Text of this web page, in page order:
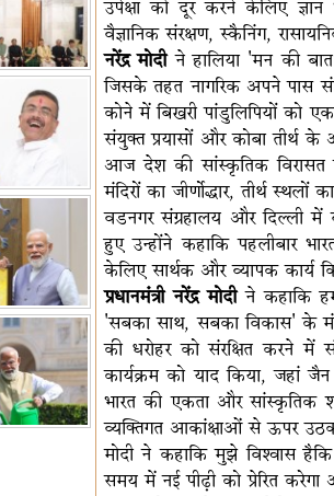
उपेक्षा को दूर करने केलिए
वैज्ञानिक संरक्षण, स्कैनिंग,
नरेंद्र मोदीने हालिया 'मन की बात'
जिसके तहत नागरिक अपने पास
कोने में बिखरी पांडुलिपियों को
संयुक्त प्रयासों और कोबा तीर्थ के
आज देश की सांस्कृतिक विरासत
मंदिरों का जीर्णोद्धार, तीर्थ
वडनगर संग्रहालय और दिल्ली में
हुए उन्होंने कहाकि पहलीबार
केलिए सार्थक और व्यापक कार्य
प्रधानमंत्री नरेंद्र मोदीने कहाकि
'सबका साथ, सबका विकास' के
की धरोहर को संरक्षित करने में
कार्यक्रम को याद किया, जहां
भारत की एकता और सांस्कृतिक
व्यक्तिगत आकांक्षाओं से ऊपर
मोदी ने कहाकि मुझे विश्वास
समय में नई पीढ़ी को प्रेरित